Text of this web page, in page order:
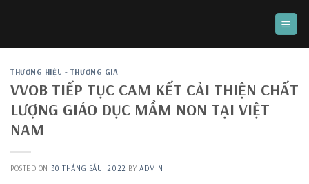
THƯƠNG HIỆU - THƯƠNG GIA
VVOB TIẾP TỤC CAM KẾT CẢI THIỆN CHẤT
LƯỢNG GIÁO DỤC MẦM NON TẠI VIỆT
NAM
POSTED ON 30 THÁNG SÁU, 2022 BY ADMIN